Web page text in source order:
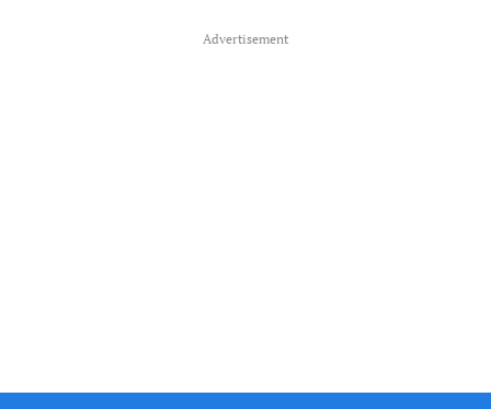
Advertisement